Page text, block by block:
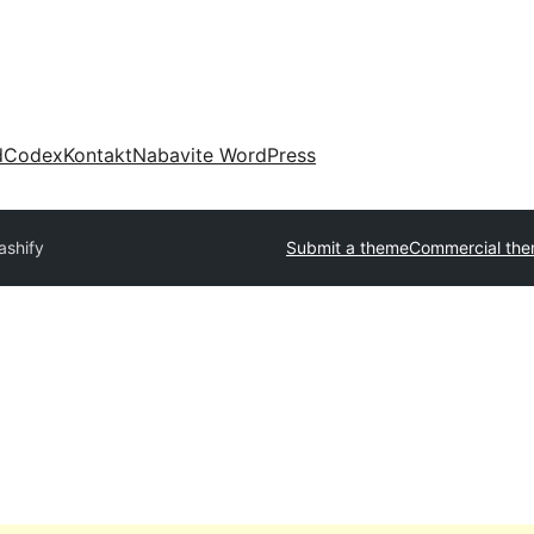
CodexKontaktNabavite WordPress
Submit a themeCommercial